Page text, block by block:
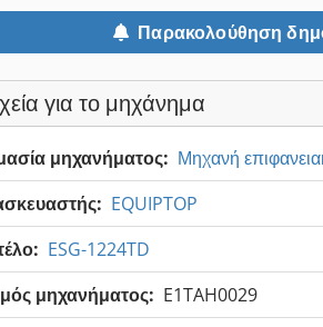
Παρακολούθηση
για το μηχάνημα
μηχανήματος: Μηχανή
EQUIPTOP
ESG-1224TD
μηχανήματος: E1TAH0029